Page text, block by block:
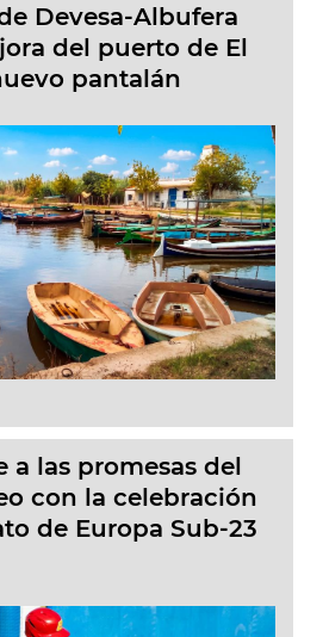
Devesa-Albufera
del puerto de El
pantalán
a las promesas del
con la celebración
de Europa Sub-23